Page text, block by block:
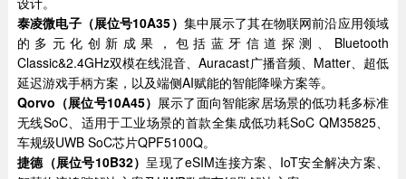
泰凌微电子（展位号10A35） 集中展示了其在物联网前沿应用领域
的多元化创新成果，包括蓝牙信道探测、Bluetooth
Classic&2.4GHz双模在线混音、Auracast广播音频、Matter、超低
延迟游戏手柄方案，以及端侧AI赋能的智能降噪方案等。
Qorvo（展位号10A45） 展示了面向智能家居场景的低功耗多标准
无线SoC、适用于工业场景的首款全集成低功耗SoC QM35825、
车规级UWB SoC芯片QPF5100Q。
捷德（展位号10B32） 呈现了eSIM连接方案、IoT安全解决方案、